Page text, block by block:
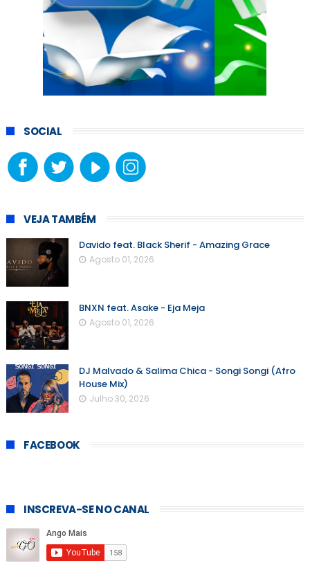
SOCIAL
VEJA TAMBÉM
Davido feat. Black Sherif - Amazing Grace
Agosto 01, 2026
BNXN feat. Asake - Eja Meja
Agosto 01, 2026
DJ Malvado & Salima Chica - Songi Songi (Afro
House Mix)
Julho 30, 2026
FACEBOOK
INSCREVA-SE NO CANAL